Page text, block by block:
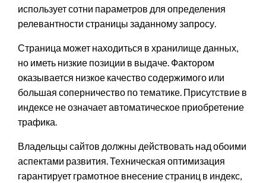
использует сотни параметров для определения
релевантности страницы заданному запросу.
Страница может находиться в хранилище данных,
но иметь низкие позиции в выдаче. Фактором
оказывается низкое качество содержимого или
большая соперничество по тематике. Присутствие в
индексе не означает автоматическое приобретение
трафика.
Владельцы сайтов должны действовать над обоими
аспектами развития. Техническая оптимизация
гарантирует грамотное внесение страниц в индекс,